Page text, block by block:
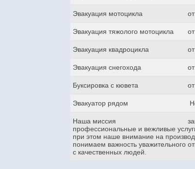
Эвакуация мотоцикла
Эвакуация тяжолого мотоцикла
Эвакуация квадроцикла
Эвакуация снегохода
Буксировка с кювета
Эвакуатор рядом
Наша миссия
профессиональные и вежливые
при этом наше внимание на
понимаем важность уважительного
с качественных людей.